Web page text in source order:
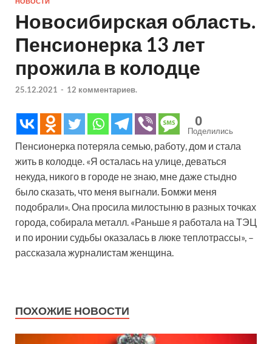
Новосибирская область.
Пенсионерка 13 лет
прожила в колодце
25.12.2021 - 12 комментариев.
0
Поделились
Пенсионерка потеряла семью, работу, дом и стала
жить в колодце. «Я осталась на улице, деваться
некуда, никого в городе не знаю, мне даже стыдно
было сказать, что меня выгнали. Бомжи меня
подобрали». Она просила милостыню в разных точках
города, собирала металл. «Раньше я работала на ТЭЦ
и по иронии судьбы оказалась в люке теплотрассы», –
рассказала журналистам женщина.
ПОХОЖИЕ НОВОСТИ